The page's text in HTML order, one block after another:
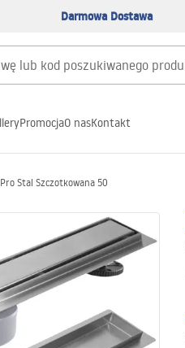
Darmowa Dostawa
PromocjaO nasKontakt
Stal Szczotkowana 50